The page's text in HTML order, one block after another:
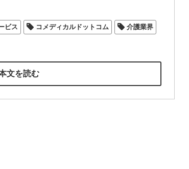
ビス コメディカルドットコム 介護業界
文を読む